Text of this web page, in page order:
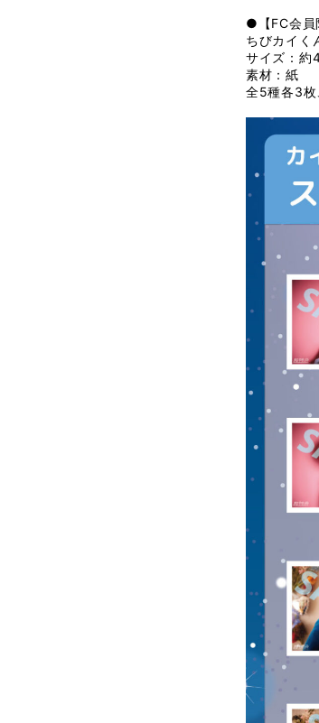
●【FC会員
ちびカイ
サイズ：約
素材：紙
全5種各3枚